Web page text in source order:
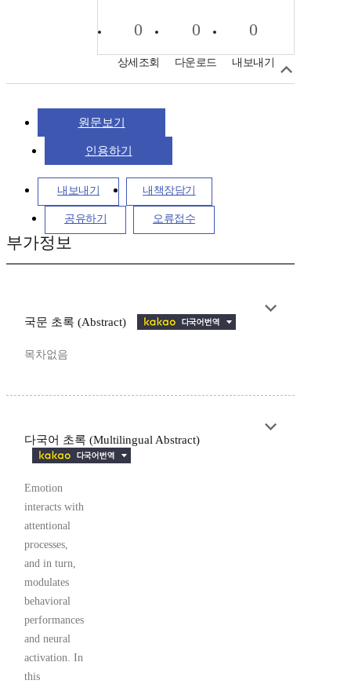
0
상세조회
0
다운로드
0
내보내기
원문보기
인용하기
내보내기 내책장담기
공유하기 오류접수
부가정보
국문 초록 (Abstract)
목차없음
다국어 초록 (Multilingual Abstract)
Emotion
interacts with
attentional
processes,
and in turn,
modulates
behavioral
performances
and neural
activation. In
this